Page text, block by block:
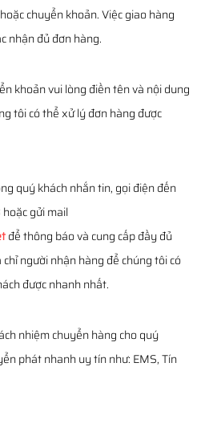
chuyển khoản. Việc giao hàng
nhận đủ đơn hàng.
khoản vui lòng điền tên và nội dung
tôi có thể xử lý đơn hàng được
quý khách nhắn tin, gọi điện đến
hoặc gửi mail
để thông báo và cung cấp đầy đủ
người nhận hàng để chúng tôi có
được nhanh nhất.
nhiệm chuyển hàng cho quý
phát nhanh uy tín như: EMS, Tín